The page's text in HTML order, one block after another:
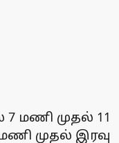
மணி முதல் 11
முதல் இரவு